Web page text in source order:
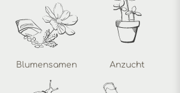
Blumensamen Anzucht